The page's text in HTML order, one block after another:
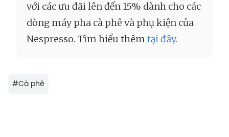
với các ưu đãi lên đến 15% dành cho các
dòng máy pha cà phê và phụ kiện của
Nespresso. Tìm hiểu thêm tại đây.
#Cà phê